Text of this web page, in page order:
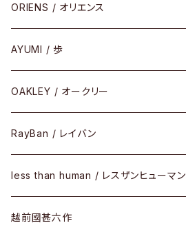
COMBI （コンビシリーズ）
PREMIUM（プレミアムシリーズ）
PLASTIC（プラスティックシリーズ）
SIRMONT（サーモントシリーズ）
SUNSHIFT
ケア用品
コンビ
セル
コンビ
セル
メタル
コンビ
ORIENS / オリエンス
セルフレーム
メタルフレーム
その他
AYUMI / 歩
セルフレーム
OAKLEY / オークリー
メガネフレーム
サングラス
Frogskins(フロッグスキン )
その他
RayBan / レイバン
メガネフレーム
サングラス
less than human / レスザンヒューマン
メガネフレーム
越前國甚六作